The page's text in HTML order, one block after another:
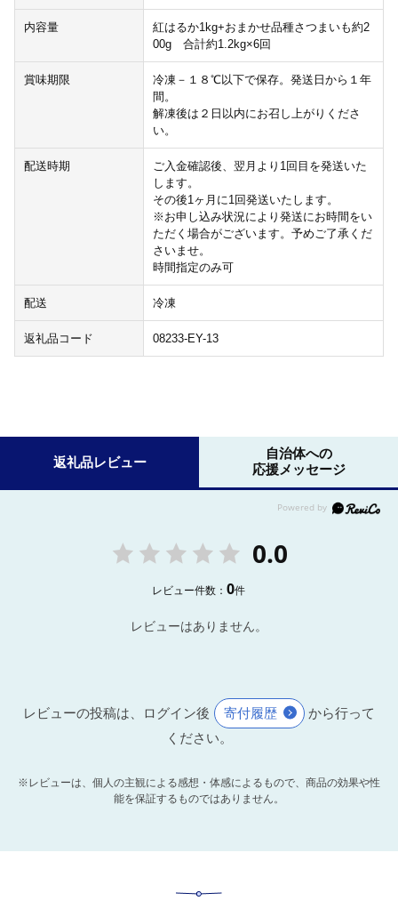
内容量
紅はるか1kg+おまかせ品種さつまいも約2
00g 合計約1.2kg×6回
賞味期限
冷凍－１８℃以下で保存。発送日から１年
間。
解凍後は２日以内にお召し上がりくださ
い。
配送時期
ご入金確認後、翌月より1回目を発送いた
します。
その後1ヶ月に1回発送いたします。
※お申し込み状況により発送にお時間をい
ただく場合がございます。予めご了承くだ
さいませ。
時間指定のみ可
配送 冷凍
返礼品コード 08233-EY-13
返礼品レビュー
自治体への
応援メッセージ
0.0
レビュー件数：0件
レビューはありません。
レビューの投稿は、ログイン後 寄付履歴
から行って
ください。
※レビューは、個人の主観による感想・体感によるもので、商品の効果や性
能を保証するものではありません。